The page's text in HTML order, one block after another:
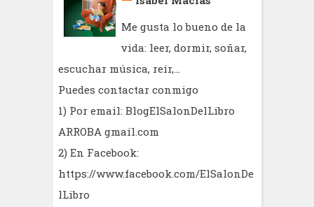
Me gusta lo bueno de la
vida: leer, dormir, soñar,
escuchar música, reír,...
Puedes contactar conmigo
1) Por email: BlogElSalonDelLibro
ARROBA gmail.com
2) En Facebook:
https://www.facebook.com/ElSalonDe
lLibro